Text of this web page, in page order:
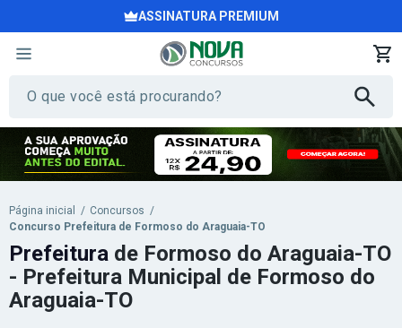
ASSINATURA PREMIUM
Página inicial / Concursos /
Concurso Prefeitura de Formoso do Araguaia-TO
Prefeitura de Formoso do Araguaia-TO
- Prefeitura Municipal de Formoso do
Araguaia-TO